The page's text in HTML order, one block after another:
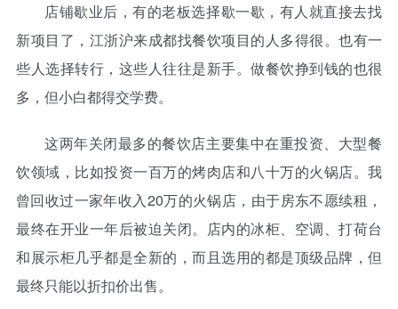
店铺歇业后，有的老板选择歇一歇，有人就直接去找
新项目了，江浙沪来成都找餐饮项目的人多得很。也有一
些人选择转行，这些人往往是新手。做餐饮挣到钱的也很
多，但小白都得交学费。
这两年关闭最多的餐饮店主要集中在重投资、大型餐
饮领域，比如投资一百万的烤肉店和八十万的火锅店。我
曾回收过一家年收入20万的火锅店，由于房东不愿续租，
最终在开业一年后被迫关闭。店内的冰柜、空调、打荷台
和展示柜几乎都是全新的，而且选用的都是顶级品牌，但
最终只能以折扣价出售。